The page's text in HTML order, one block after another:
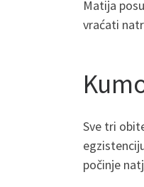
Matija
vraćati
Sve tri
počinje